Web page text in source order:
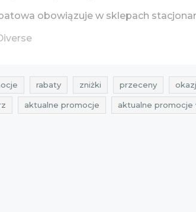
obowiązuje w sklepach
rabaty zniżki przeceny
aktualne promocje aktualne promocje